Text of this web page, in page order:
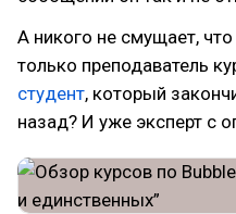
А никого не смущает,
только преподаватель
студент, который
назад? И уже эксперт с